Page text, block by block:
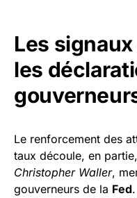
Les
les
Le renforcement des
taux découle, en
Christopher Waller,
gouverneurs de la Fed